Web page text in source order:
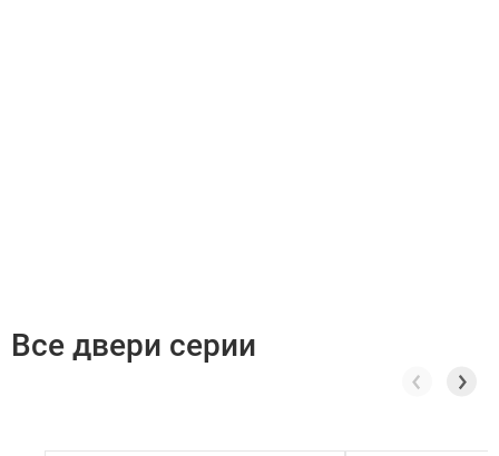
Все двери серии